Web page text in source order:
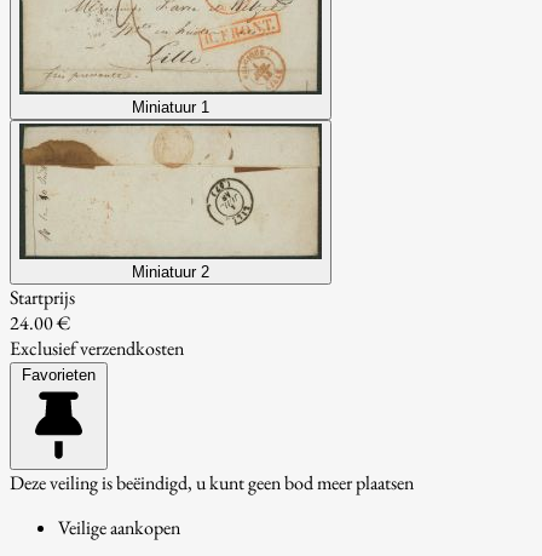
Miniatuur 1
Miniatuur 2
Startprijs
24.00 €
Exclusief verzendkosten
Favorieten
Deze veiling is beëindigd, u kunt geen bod meer plaatsen
Veilige aankopen